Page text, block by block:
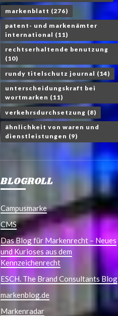
markenblatt (276)
patent- und markenämter
international (11)
rechtserhaltende benutzung
(10)
rundy titelschutz journal (14)
unterscheidungskraft bei
wortmarken (11)
verkehrsdurchsetzung (8)
ähnlichkeit von waren und
dienstleistungen (9)
BLOGROLL
Campusmarke
CMS
Das Blog für Markenrecht – Neues
und Kurioses aus dem
Kennzeichenrecht
ESCH. The Brand Consultants Blog
markenblog.de
Markenradar